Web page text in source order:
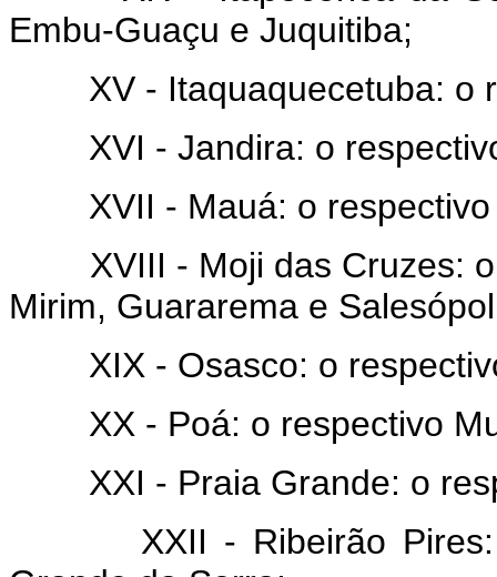
Embu-Guaçu e Juquitiba;
XV - Itaquaquecetuba: o
XVI - Jandira: o
XVII - Mauá: o respectivo
XVIII - Moji das Cruzes: o
Mirim, Guararema e
XIX - Osasco: o
XX - Poá: o respectivo
XXI - Praia Grande: o
XXII - Ribeirão Pires: o